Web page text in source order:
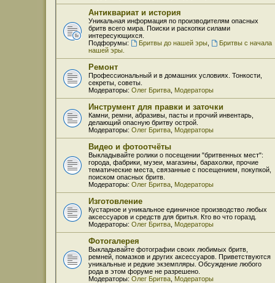
Антиквариат и история
Уникальная информация по производителям опасных
бритв всего мира. Поиски и раскопки силами
интересующихся.
Подфорумы:
Бритвы до нашей эры,
Бритвы с начала
нашей эры.
Ремонт
Профессиональный и в домашних условиях. Тонкости,
секреты, советы.
Модераторы: Олег Бритва Модераторы
Инструмент для правки и заточки
Камни, ремни, абразивы, пасты и прочий инвентарь,
делающий опасную бритву острой.
Модераторы: Олег Бритва Модераторы
Видео и фотоотчёты
Выкладывайте ролики о посещении "бритвенных мест":
города, фабрики, музеи, магазины, барахолки, прочие
тематические места, связанные с посещением, покупкой,
поиском опасных бритв.
Модераторы: Олег Бритва Модераторы
Изготовление
Кустарное и уникальное единичное производство любых
аксессуаров и средств для бритья. Кто во что горазд.
Модераторы: Олег Бритва Модераторы
Фотогалерея
Выкладывайте фотографии своих любимых бритв,
ремней, помазков и других аксессуаров. Приветствуются
уникальные и редкие экземпляры. Обсуждение любого
рода в этом форуме не разрешено.
Модераторы: Олег Бритва Модераторы